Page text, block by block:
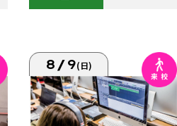
8/9(日)